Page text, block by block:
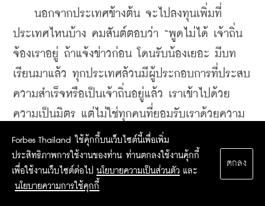
นอกจากประเทศข้างต้น จะไปลงทุนเพิ่มที่
ประเทศไหนบ้าง คมสันต์ตอบว่า “พูดไม่ได้ เจ้าถิ่น
จ้องเราอยู่ ถ้าแจ้งข่าวก่อน โดนรับน้องเยอะ มีบท
เรียนมาแล้ว ทุกประเทศล้วนมีผู้ประกอบการที่ประสบ
ความสำเร็จหรือเป็นเจ้าถิ่นอยู่แล้ว เราเข้าไปด้วย
ความเป็นมิตร แต่ไม่ใช่ทุกคนที่ยอมรับเราด้วยความ
เป็นมิตร” คมสันต์กล่าวด้วยน้ำเสียงนิ่มๆ ไม่มีท่าที
โกรธขึ้งต่อการถูกรับน้องแต่อย่างใด
ตัวอย่าง “การรับน้อง” เช่น ทำหน้าที่แทนหน่วยงาน
รัฐแจ้งปัญหาหรืออื่นๆ แน่นอนว่าย่อมทำให้บริษัทได้
Forbes Thailand ใช้คุ้กกี้บนเว็บไซต์นี้เพื่อเพิ่ม
ประสิทธิภาพการใช้งานของท่าน ท่านตกลงใช้งานคุ้กกี้
เพื่อใช้งานเว็บไซต์ต่อไป นโยบายความเป็นส่วนตัว และ
นโยบายความการใช้คุกกี้
ตกลง